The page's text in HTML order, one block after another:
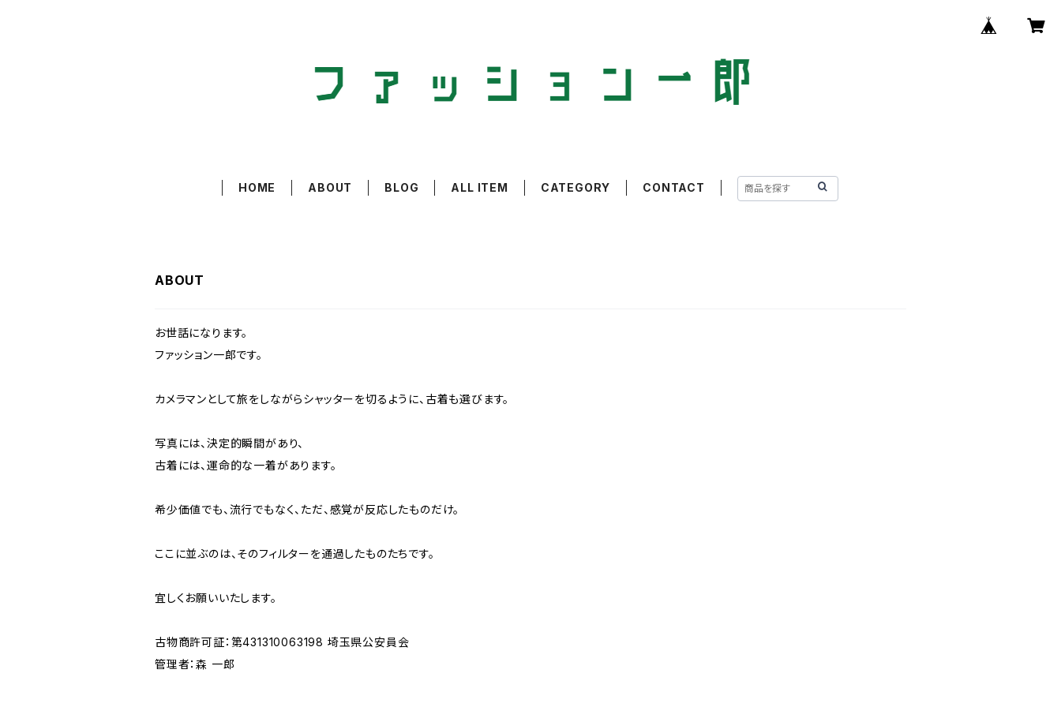
HOME ABOUT BLOG ALL ITEM CATEGORY CONTACT
ABOUT
お世話になります。
ファッション一郎です。
カメラマンとして旅をしながらシャッターを切るように、古着も選びます。
写真には、決定的瞬間があり、
古着には、運命的な一着があります。
希少価値でも、流行でもなく、ただ、感覚が反応したものだけ。
ここに並ぶのは、そのフィルターを通過したものたちです。
宜しくお願いいたします。
古物商許可証：第431310063198 埼玉県公安員会
管理者：森 一郎